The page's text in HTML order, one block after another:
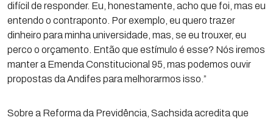
difícil de responder. Eu, honestamente, acho que foi, mas eu
entendo o contraponto. Por exemplo, eu quero trazer
dinheiro para minha universidade, mas, se eu trouxer, eu
perco o orçamento. Então que estímulo é esse? Nós iremos
manter a Emenda Constitucional 95, mas podemos ouvir
propostas da Andifes para melhorarmos isso.”
Sobre a Reforma da Previdência, Sachsida acredita que